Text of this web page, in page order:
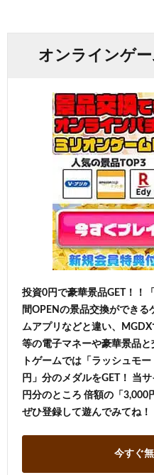
オンラインゲ
投資0円で豪華景品GET！！
間OPENの景品交換ができ
ムアプリなどと違い、MGDX
等の電子マネーや豪華景品
トゲームでは「ラッシュモ
円」分のメダルをGET！ 当
円分のところ 倍額の「3,000
ぜひ登録して遊んでみてね！
今すぐ